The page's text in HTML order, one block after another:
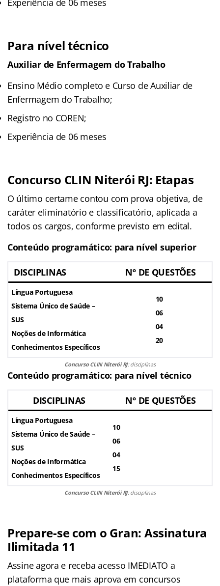
Para nível técnico
Auxiliar de Enfermagem do Trabalho
Ensino Médio completo e Curso de Auxiliar de
Enfermagem do Trabalho;
Registro no COREN;
Experiência de 06 meses
Concurso CLIN Niterói RJ: Etapas
O último certame contou com prova objetiva, de
caráter eliminatório e classificatório, aplicada a
todos os cargos, conforme previsto em edital.
Conteúdo programático: para nível superior
DISCIPLINAS Nº DE QUESTÕES
Língua Portuguesa
Sistema Único de Saúde –
SUS
Noções de Informática
Conhecimentos Específicos
10
06
04
20
Concurso CLIN Niterói RJ: disciplinas
Conteúdo programático: para nível técnico
DISCIPLINAS Nº DE QUESTÕES
Língua Portuguesa
Sistema Único de Saúde –
SUS
Noções de Informática
Conhecimentos Específicos
10
06
04
15
Concurso CLIN Niterói RJ: disciplinas
Prepare-se com o Gran: Assinatura
Ilimitada 11
Assine agora e receba acesso IMEDIATO a
plataforma que mais aprova em concursos